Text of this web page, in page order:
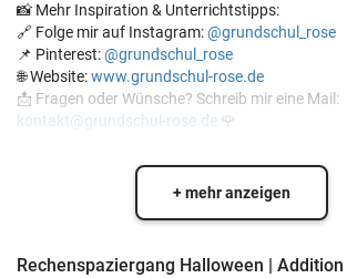
📸 Mehr Inspiration & Unterrichtstipps:
🔗 Folge mir auf Instagram:@grundschul_rose
📌 Pinterest:@grundschul_rose
🌐 Website:www.grundschul-rose.de
📩 Fragen oder Wünsche? Schreib mir eine Mail:
kontakt@grundschul-rose.de 🌹
+ mehr anzeigen
Rechenspaziergang Halloween |